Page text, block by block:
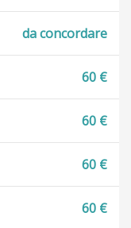
da concordare
60 €
60 €
60 €
60 €